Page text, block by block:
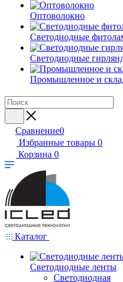
Оптоволокно
Светодиодные
Светодиодные
Промышленное и
Сравнение0
Избранные товары 0
Корзина 0
Каталог
Светодиодные ленты
Светодиодная